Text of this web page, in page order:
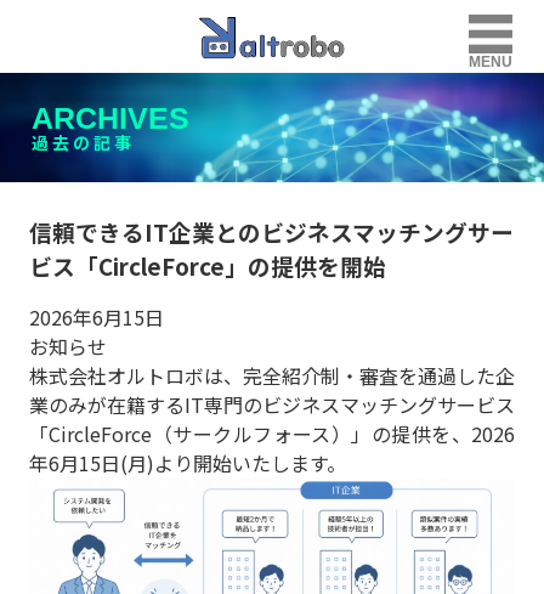
MENU
ARCHIVES
過去の記事
信頼できるIT企業とのビジネスマッチングサー
ビス「CircleForce」の提供を開始
2026年6月15日
お知らせ
株式会社オルトロボは、完全紹介制・審査を通過した企
業のみが在籍するIT専門のビジネスマッチングサービス
「CircleForce（サークルフォース）」の提供を、2026
年6月15日(月)より開始いたします。